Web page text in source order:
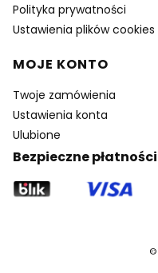
Polityka prywatności
Ustawienia plików cookies
MOJE KONTO
Twoje zamówienia
Ustawienia konta
Ulubione
Bezpieczne płatności
©